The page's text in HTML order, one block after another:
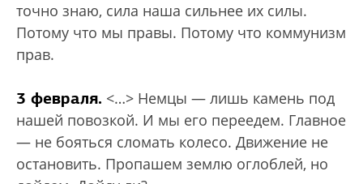
точно знаю, сила наша сильнее их силы.
Потому что мы правы. Потому что коммунизм
прав.
3 февраля. <…> Немцы — лишь камень под
нашей повозкой. И мы его переедем. Главное
— не бояться сломать колесо. Движение не
остановить. Пропашем землю оглоблей, но